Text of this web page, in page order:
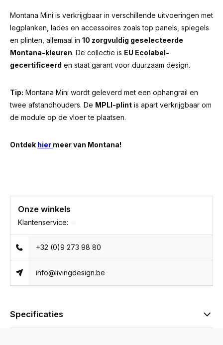
Montana Mini is verkrijgbaar in verschillende uitvoeringen met
legplanken, lades en accessoires zoals top panels, spiegels
en plinten, allemaal in 10 zorgvuldig geselecteerde
Montana-kleuren. De collectie is EU Ecolabel-
gecertificeerd en staat garant voor duurzaam design.
Tip: Montana Mini wordt geleverd met een ophangrail en
twee afstandhouders. De MPLI-plint is apart verkrijgbaar om
de module op de vloer te plaatsen.
Ontdek hier meer van Montana!
Onze winkels
Klantenservice:
+32 (0)9 273 98 80
info@livingdesign.be
Specificaties